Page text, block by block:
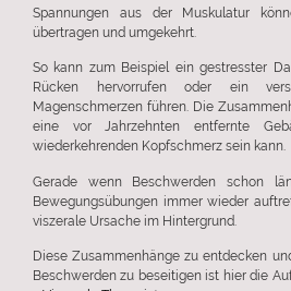
Spannungen aus der Muskulatur
übertragen und umgekehrt.
So kann zum Beispiel ein gestresster
Rücken hervorrufen oder ein
Magenschmerzen führen. Die
eine vor Jahrzehnten entfernte
wiederkehrenden Kopfschmerz sein kann.
Gerade wenn Beschwerden schon
Bewegungsübungen immer wieder
viszerale Ursache im Hintergrund.
Diese Zusammenhänge zu entdecken
Beschwerden zu beseitigen ist hier die